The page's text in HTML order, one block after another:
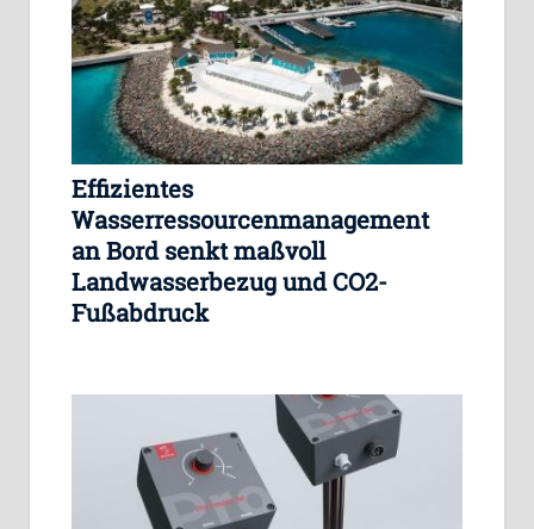
Effizientes
Wasserressourcenmanagement
an Bord senkt maßvoll
Landwasserbezug und CO2-
Fußabdruck